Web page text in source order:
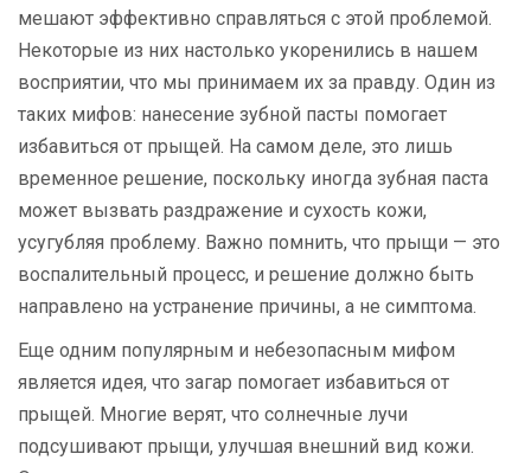
мешают эффективно справляться с этой проблемой.
Некоторые из них настолько укоренились в нашем
восприятии, что мы принимаем их за правду. Один из
таких мифов: нанесение зубной пасты помогает
избавиться от прыщей. На самом деле, это лишь
временное решение, поскольку иногда зубная паста
может вызвать раздражение и сухость кожи,
усугубляя проблему. Важно помнить, что прыщи — это
воспалительный процесс, и решение должно быть
направлено на устранение причины, а не симптома.
Еще одним популярным и небезопасным мифом
является идея, что загар помогает избавиться от
прыщей. Многие верят, что солнечные лучи
подсушивают прыщи, улучшая внешний вид кожи.